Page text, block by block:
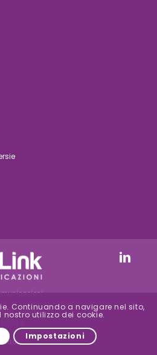
24154 –
|
Continuando a navigare nel sito,
utilizzo dei cookie.
Impostazioni